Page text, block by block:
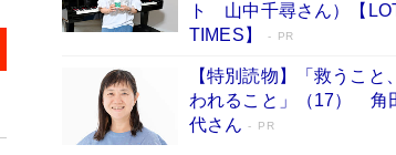
「『火垂るの墓』は、大嘘である」原作者が
続けた“自責の念”とは…「自己憐憫は描きた
い」監督が徹底的にこだわったこと（後編
戦争の記憶
Book Bang
美輪明宏 晩年の回答を集めた『ほほえんで
るための人生相談』がランクイン［エンター
ト 山中千尋さん）【
TIMES】
PR
【特別読物】「救うこと
われること」（17） 角
代さん
PR